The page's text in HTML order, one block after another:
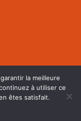
la meilleure
à utiliser ce
êtes satisfait.